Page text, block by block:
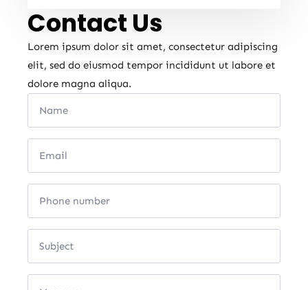
Contact Us
Lorem ipsum dolor sit amet, consectetur adipiscing
elit, sed do eiusmod tempor incididunt ut labore et
dolore magna aliqua.